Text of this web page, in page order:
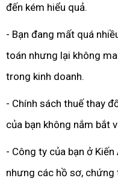
đến kém hiểu quả.
- Bạn đang mất quá
toán nhưng lại không
trong kinh doanh.
- Chính sách thuế thay
của bạn không nắm bắt
- Công ty của bạn ở
nhưng các hồ sơ, chứng